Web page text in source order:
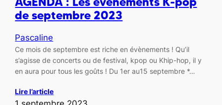
de septembre 2023
Pascaline
Ce mois de septembre est riche en évènements ! Qu’il
s’agisse de concerts ou de festival, kpop ou Khip-hop, il y
en aura pour tous les goûts ! Du 1er au15 septembre *…
Lire l’article